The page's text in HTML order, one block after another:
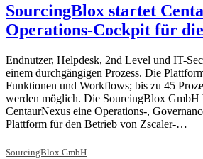
SourcingBlox startet
Operations-Cockpit für
Endnutzer, Helpdesk, 2nd Level und IT-
einem durchgängigen Prozess. Die
Funktionen und Workflows; bis zu 45
werden möglich. Die SourcingBlox GmbH
CentaurNexus eine Operations-,
Plattform für den Betrieb von Zscaler-…
SourcingBlox GmbH